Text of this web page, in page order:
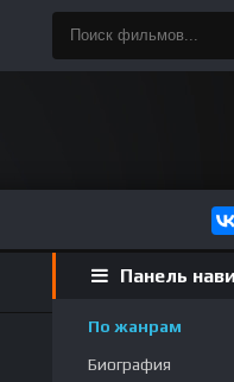
Панель
По жанрам
Биография